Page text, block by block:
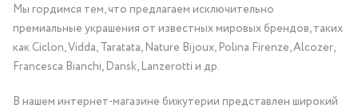
Мы гордимся тем, что предлагаем исключительно
премиальные украшения от известных мировых брендов, таких
как Ciclon, Vidda, Taratata, Nature Bijoux, Polina Firenze, Alcozer,
Francesca Bianchi, Dansk, Lanzerotti и др.
В нашем интернет-магазине бижутерии представлен широкий